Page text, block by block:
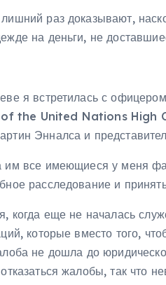
раз доказывают,
на деньги, не
я встретилась с
the United Nations High
Энналса и
им все имеющиеся у меня
расследование и
когда еще не началась
которые вместо того,
не дошла до
жалобы, так что